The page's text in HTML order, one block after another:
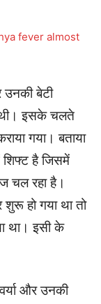
उनकी बेटी
थी। इसके चलते
गया। बताया
शिफ्ट है जिसमें
चल रहा है।
हो गया था तो
था। इसी के
और उनकी